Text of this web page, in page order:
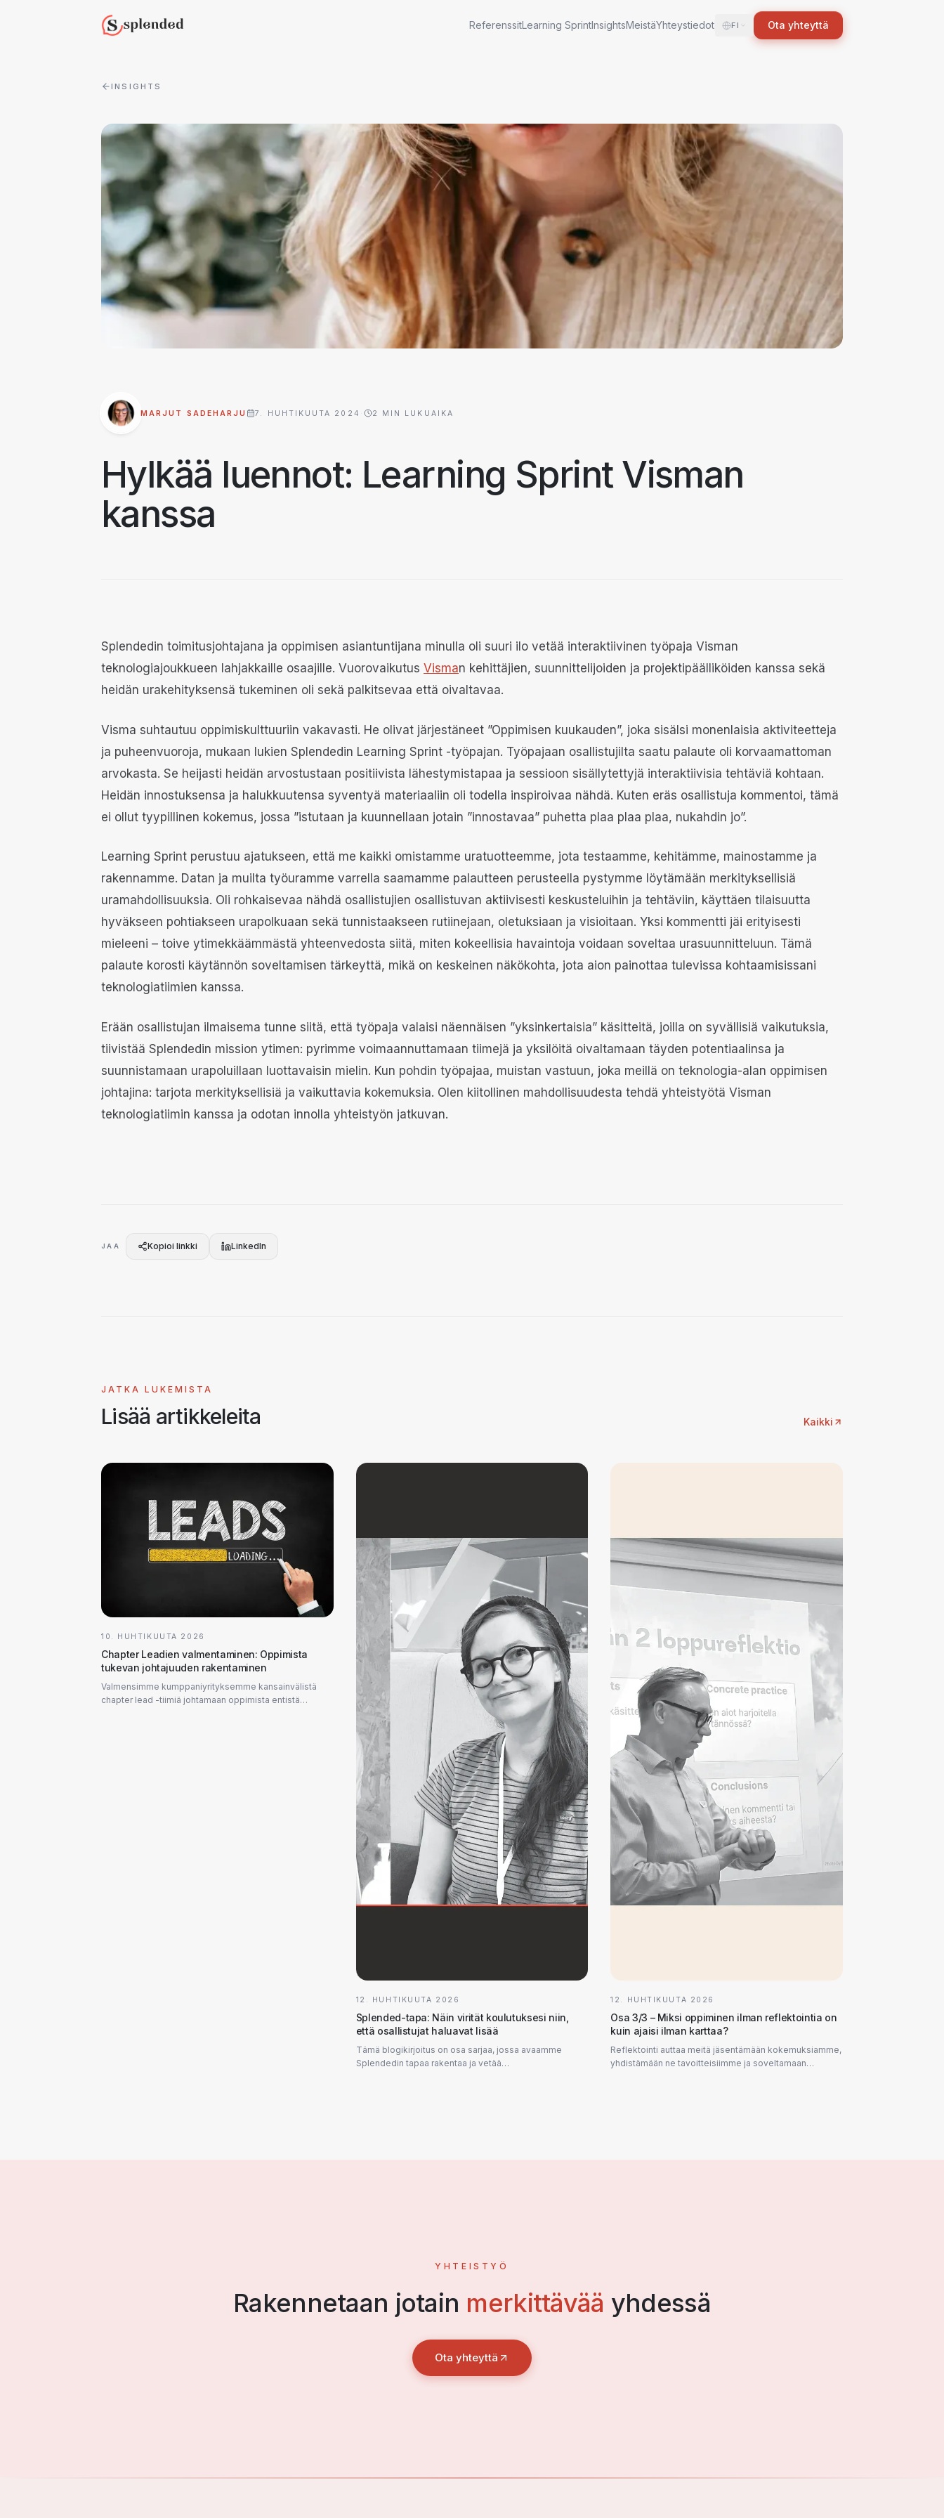
ReferenssitLearning SprintInsightsMeistäYhteystiedot FI Ota yhteyttä
INSIGHTS
MARJUT SADEHARJU 7. HUHTIKUUTA 2024 2 MIN LUKUAIKA
Hylkää luennot: Learning Sprint Visman
kanssa
Splendedin toimitusjohtajana ja oppimisen asiantuntijana minulla oli suuri ilo vetää interaktiivinen työpaja Visman
teknologiajoukkueen lahjakkaille osaajille. Vuorovaikutus Visman kehittäjien, suunnittelijoiden ja projektipäälliköiden kanssa sekä
heidän urakehityksensä tukeminen oli sekä palkitsevaa että oivaltavaa.
Visma suhtautuu oppimiskulttuuriin vakavasti. He olivat järjestäneet ”Oppimisen kuukauden”, joka sisälsi monenlaisia aktiviteetteja
ja puheenvuoroja, mukaan lukien Splendedin Learning Sprint -työpajan. Työpajaan osallistujilta saatu palaute oli korvaamattoman
arvokasta. Se heijasti heidän arvostustaan positiivista lähestymistapaa ja sessioon sisällytettyjä interaktiivisia tehtäviä kohtaan.
Heidän innostuksensa ja halukkuutensa syventyä materiaaliin oli todella inspiroivaa nähdä. Kuten eräs osallistuja kommentoi, tämä
ei ollut tyypillinen kokemus, jossa ”istutaan ja kuunnellaan jotain ”innostavaa” puhetta plaa plaa plaa, nukahdin jo”.
Learning Sprint perustuu ajatukseen, että me kaikki omistamme uratuotteemme, jota testaamme, kehitämme, mainostamme ja
rakennamme. Datan ja muilta työuramme varrella saamamme palautteen perusteella pystymme löytämään merkityksellisiä
uramahdollisuuksia. Oli rohkaisevaa nähdä osallistujien osallistuvan aktiivisesti keskusteluihin ja tehtäviin, käyttäen tilaisuutta
hyväkseen pohtiakseen urapolkuaan sekä tunnistaakseen rutiinejaan, oletuksiaan ja visioitaan. Yksi kommentti jäi erityisesti
mieleeni – toive ytimekkäämmästä yhteenvedosta siitä, miten kokeellisia havaintoja voidaan soveltaa urasuunnitteluun. Tämä
palaute korosti käytännön soveltamisen tärkeyttä, mikä on keskeinen näkökohta, jota aion painottaa tulevissa kohtaamisissani
teknologiatiimien kanssa.
Erään osallistujan ilmaisema tunne siitä, että työpaja valaisi näennäisen ”yksinkertaisia” käsitteitä, joilla on syvällisiä vaikutuksia,
tiivistää Splendedin mission ytimen: pyrimme voimaannuttamaan tiimejä ja yksilöitä oivaltamaan täyden potentiaalinsa ja
suunnistamaan urapoluillaan luottavaisin mielin. Kun pohdin työpajaa, muistan vastuun, joka meillä on teknologia-alan oppimisen
johtajina: tarjota merkityksellisiä ja vaikuttavia kokemuksia. Olen kiitollinen mahdollisuudesta tehdä yhteistyötä Visman
teknologiatiimin kanssa ja odotan innolla yhteistyön jatkuvan.
JAA Kopioi linkki LinkedIn
JATKA LUKEMISTA
Lisää artikkeleita Kaikki
10. HUHTIKUUTA 2026
Chapter Leadien valmentaminen: Oppimista
tukevan johtajuuden rakentaminen
Valmensimme kumppaniyrityksemme kansainvälistä
chapter lead -tiimiä johtamaan oppimista entistä
12. HUHTIKUUTA 2026
Splended-tapa: Näin virität koulutuksesi niin,
että osallistujat haluavat lisää
Tämä blogikirjoitus on osa sarjaa, jossa avaamme
Splendedin tapaa rakentaa ja vetää
12. HUHTIKUUTA 2026
Osa 3/3 – Miksi oppiminen ilman reflektointia on
kuin ajaisi ilman karttaa?
Reflektointi auttaa meitä jäsentämään kokemuksiamme,
yhdistämään ne tavoitteisiimme ja soveltamaan
YHTEISTYÖ
Rakennetaan jotain merkittävää yhdessä
Ota yhteyttä